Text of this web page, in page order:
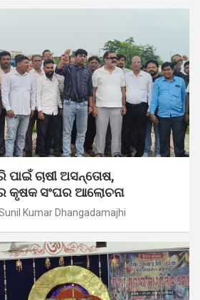
ପାଇଁ ଚାଷୀ ଅସନ୍ତୋଷ,
କୃଷକ ସଂଘର ଆଲୋଚନା
Kumar Dhangadamajhi